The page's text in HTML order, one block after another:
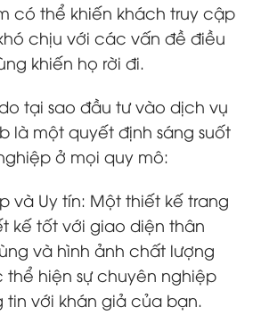
có thể khiến khách truy cập
chịu với các vấn đề điều
khiến họ rời đi.
tại sao đầu tư vào dịch vụ
là một quyết định sáng suốt
ở mọi quy mô:
và Uy tín: Một thiết kế trang
kế tốt với giao diện thân
và hình ảnh chất lượng
hiện sự chuyên nghiệp
tin với khán giả của bạn.